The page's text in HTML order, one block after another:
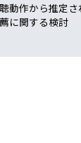
動作から推定
に関する検討